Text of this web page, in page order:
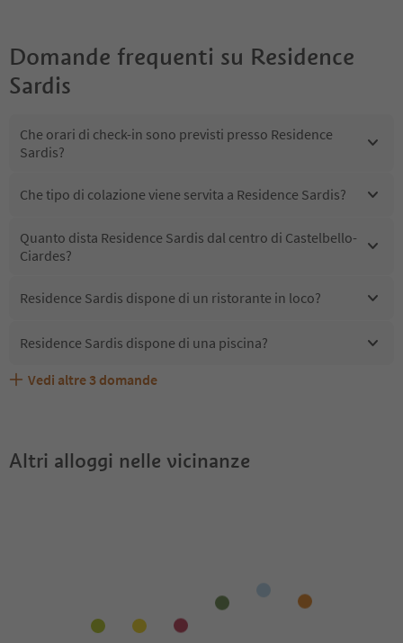
Domande frequenti su Residence
Sardis
Che orari di check-in sono previsti presso Residence
Sardis?
Che tipo di colazione viene servita a Residence Sardis?
Quanto dista Residence Sardis dal centro di Castelbello-
Ciardes?
Residence Sardis dispone di un ristorante in loco?
Residence Sardis dispone di una piscina?
Residence Sardis accetta animali domestici?
Quali servizi/attività sono disponibili presso Residence
Gli ospiti di Residence Sardis ricevono l'Alto Adige Guest
Vedi altre 3 domande
Altri alloggi nelle vicinanze